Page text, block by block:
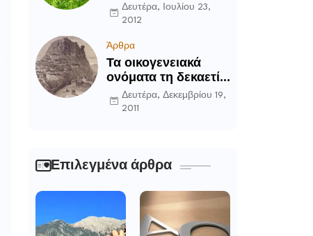
καλλιέργεια του
κενάφ
Δευτέρα, Ιουλίου 23,
2012
Άρθρα
Τα οικογενειακά
ονόματα τη δεκαετία
του ’90 στην
Περιοχή Δομοκού
Δευτέρα, Δεκεμβρίου 19,
2011
Επιλεγμένα άρθρα